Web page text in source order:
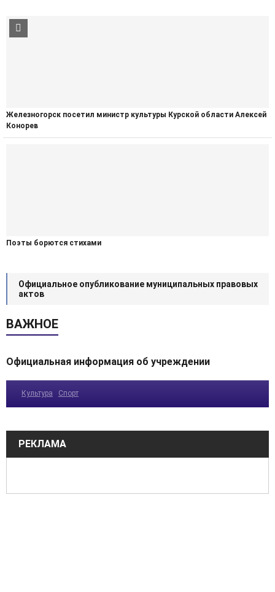
Железногорск посетил министр культуры Курской области Алексей
Конорев
Поэты борются стихами
Официальное опубликование муниципальных правовых
актов
ВАЖНОЕ
Официальная информация об учреждении
Культура Спорт
РЕКЛАМА